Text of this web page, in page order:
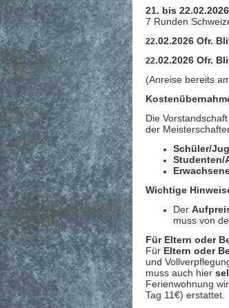
21. bis
7 Runden
22.02.2026 Ofr.
22.02.2026 Ofr.
(Anreise bereits
Die
der
Schüler/
Studenten/
Wichtige
Der
muss von
Für Eltern oder
Für Eltern oder
und
muss auch hier
Ferienwohnung
Tag 11€) erstattet.